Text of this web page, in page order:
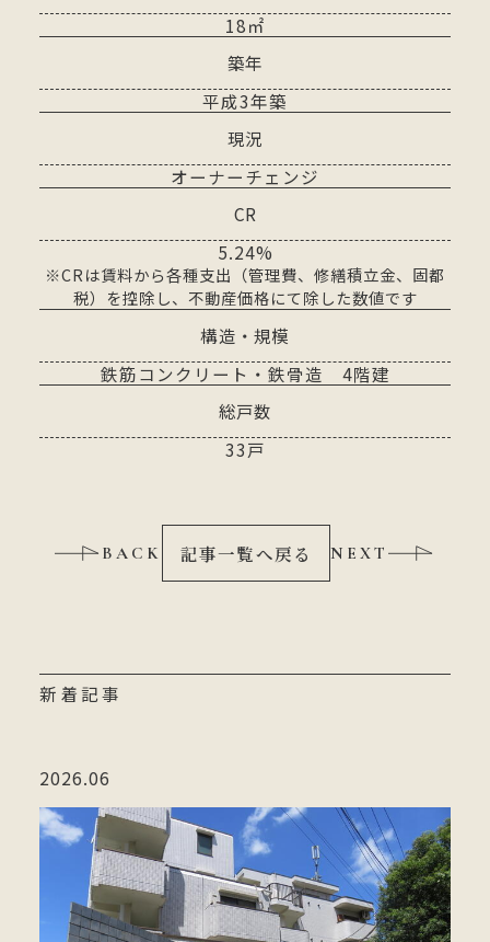
18㎡
築年
平成3年築
現況
オーナーチェンジ
CR
5.24%
※CRは賃料から各種支出（管理費、修繕積立金、固都
税）を控除し、不動産価格にて除した数値です
構造・規模
鉄筋コンクリート・鉄骨造 4階建
総戸数
33戸
BACK 記事一覧へ戻る NEXT
新着記事
2026.06